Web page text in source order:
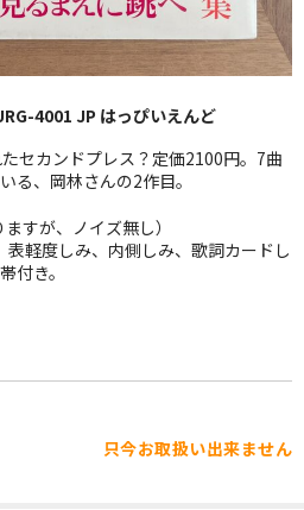
4001 JP はっぴいえんど
セカンドプレス？定価2100円。7曲
る、岡林さんの2作目。
すが、ノイズ無し）
軽度しみ、内側しみ、歌詞カードし
付き。
只今お取扱い出来ません